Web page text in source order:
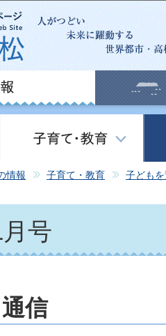
この
情報 子育て・教育
子ども
号
信